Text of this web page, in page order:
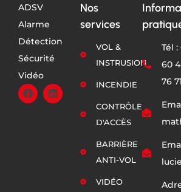
ADSV
Alarme
Détection
Sécurité
Vidéo
Nos
services
VOL &
INSTRUSION
INCENDIE
CONTRÔLE
D'ACCÈS
BARRIÈRE
ANTI-VOL
VIDÉO
Tél :
60
76 71